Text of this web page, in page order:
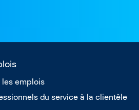
les emplois
du service à la clientèle